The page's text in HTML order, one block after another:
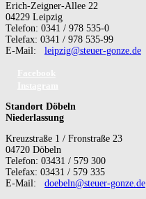
Erich-Zeigner-Allee 22
04229 Leipzig
Telefon: 0341 / 978 535-0
Telefax: 0341 / 978 535-99
E-Mail: leipzig@steuer-gonze.de
Standort Döbeln
Niederlassung
Kreuzstraße 1 / Fronstraße 23
04720 Döbeln
Telefon: 03431 / 579 300
Telefax: 03431 / 579 335
E-Mail: doebeln@steuer-gonze.de